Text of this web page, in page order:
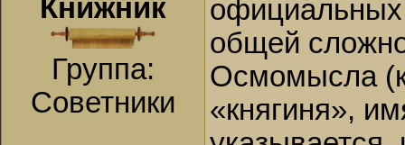
Книжник
Группа:
Советники
общей
Осмомысла
«княгиня»,